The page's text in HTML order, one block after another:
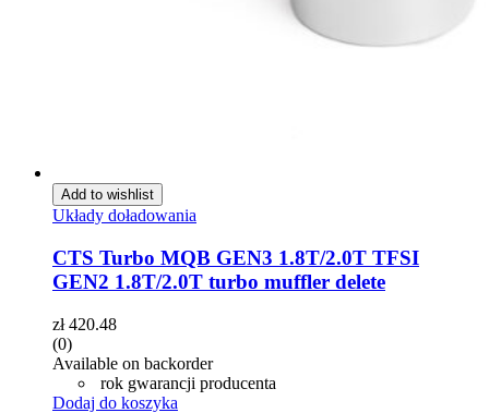
Add to wishlist
Układy doładowania
CTS Turbo MQB GEN3 1.8T/2.0T TFSI
GEN2 1.8T/2.0T turbo muffler delete
zł420.48
(0)
Available on backorder
rok gwarancji producenta
Dodaj do koszyka